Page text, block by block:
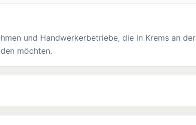
und Handwerkerbetriebe, die in Krems an der
möchten.